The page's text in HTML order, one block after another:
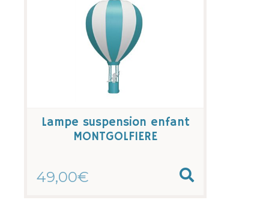
Lampe suspension enfant
MONTGOLFIERE
49,00€